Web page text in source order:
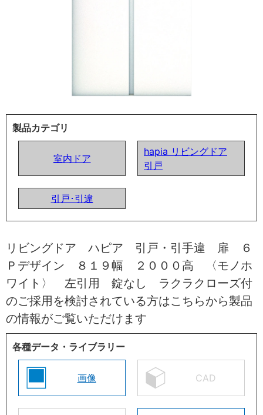
製品カテゴリ
室内ドア
hapia リビングドア
引戸
引戸･引違
リビングドア ハピア 引戸・引手違 扉 ６
Ｐデザイン ８１９幅 ２０００高 〈モノホ
ワイト〉 左引用 錠なし ラクラクローズ付
のご採用を検討されている方はこちらから製品
の情報がご覧いただけます
各種データ・ライブラリー
画像 CAD